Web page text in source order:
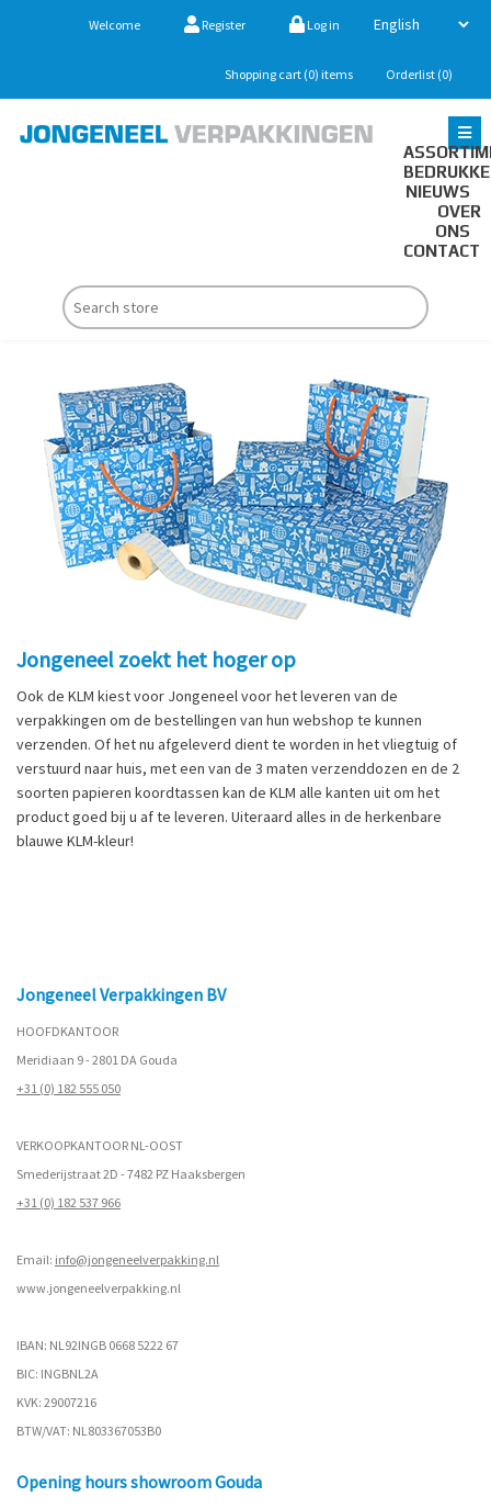
Welcome Register Log in
Shopping cart (0) items Orderlist (0)
NIEUWS
OVER
ONS
CONTACT
Jongeneel zoekt het hoger op
Ook de KLM kiest voor Jongeneel voor het leveren van de
verpakkingen om de bestellingen van hun webshop te kunnen
verzenden. Of het nu afgeleverd dient te worden in het vliegtuig of
verstuurd naar huis, met een van de 3 maten verzenddozen en de 2
soorten papieren koordtassen kan de KLM alle kanten uit om het
product goed bij u af te leveren. Uiteraard alles in de herkenbare
blauwe KLM-kleur!
Jongeneel Verpakkingen BV
HOOFDKANTOOR
Meridiaan 9 - 2801 DA Gouda
+31 (0) 182 555 050
VERKOOPKANTOOR NL-OOST
Smederijstraat 2D - 7482 PZ Haaksbergen
+31 (0) 182 537 966
Email: info@jongeneelverpakking.nl
www.jongeneelverpakking.nl
IBAN: NL92INGB 0668 5222 67
BIC: INGBNL2A
KVK: 29007216
BTW/VAT: NL803367053B0
Opening hours showroom Gouda